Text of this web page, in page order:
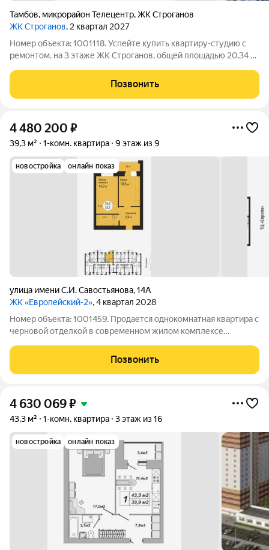
Тамбов, микрорайон Телецентр,ЖК Строганов
ЖК Строганов, 2 квартал 2027
Номер объекта: 1001118. Успейте купить квартиру-студию с
ремонтом. на 3 этаже ЖК Строганов, общей площадью 20,34 м
м) Продуманная территория: Район с развитой
инфраструктурой: школы,детские
Позвонить
4 480 200 ₽
39,3 м² 1-комн. квартира 9 этаж из 9
новостройка онлайн показ
улица имени С.И. Савостьянова,14А
ЖК «Европейский-2», 4 квартал 2028
Номер объекта: 1001459. Продается однокомнатная квартира с
черновой отделкой в современном жилом комплексе
14б, северная часть Тамбова. Подходит под семейную ипотеку
и другие ипотечные
Позвонить
4 630 069₽
43,3 м² 1-комн. квартира 3 этаж из 16
новостройка онлайн показ